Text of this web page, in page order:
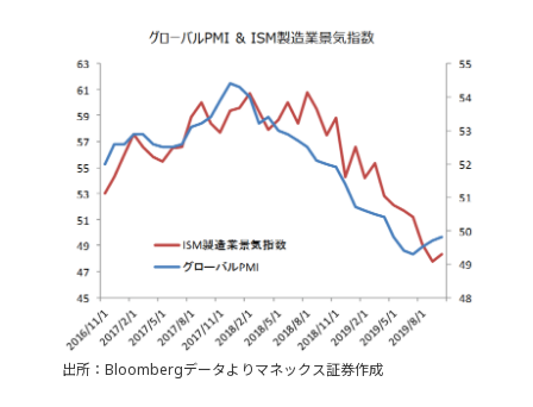
出所：Bloombergデータよりマネックス証券作成